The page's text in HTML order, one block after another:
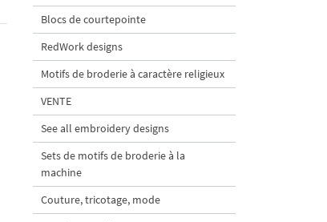
Blocs de courtepointe
RedWork designs
Motifs de broderie à caractère religieux
VENTE
See all embroidery designs
Sets de motifs de broderie à la
machine
Couture, tricotage, mode